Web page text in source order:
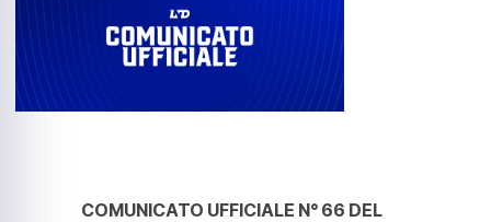
COMUNICATO UFFICIALE N° 66 DEL